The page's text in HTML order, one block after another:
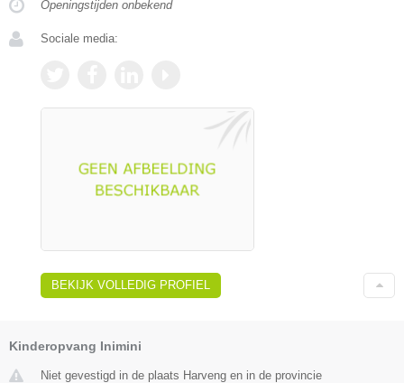
Openingstijden onbekend
Sociale media:
BEKIJK VOLLEDIG PROFIEL
Kinderopvang Inimini
Niet gevestigd in de plaats Harveng en in de provincie